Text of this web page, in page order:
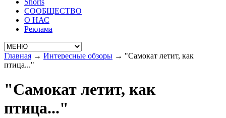
Shorts
СООБЩЕСТВО
О НАС
Реклама
Главная → Интересные обзоры → "Самокат летит, как
птица..."
"Самокат летит, как
птица..."